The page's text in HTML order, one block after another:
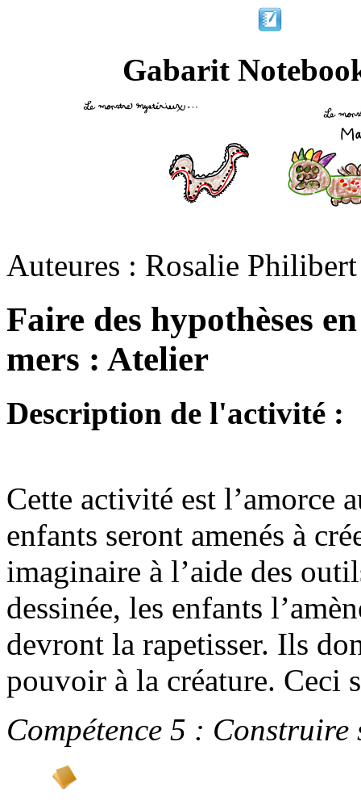
Gabarit
Auteures : Rosalie
Faire des hypothèses
mers : Atelier
Description de l'activité :
Cette activité est l’amorce
enfants seront amenés à
imaginaire à l’aide des
dessinée, les enfants
devront la rapetisser. Ils
pouvoir à la créature. Ceci
Compétence 5 :